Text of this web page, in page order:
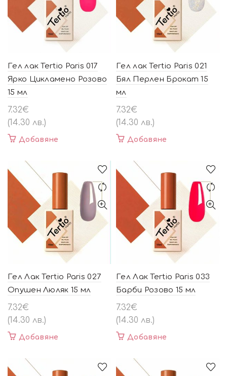
Гел лак Tertio Paris 017
Ярко Цикламено Розово
15 мл
7.32€
(14.30 лв.)
Добавяне
Гел лак Tertio Paris 021
Бял Перлен Брокат 15
мл
7.32€
(14.30 лв.)
Добавяне
Гел Лак Tertio Paris 027
Опушен Люляк 15 мл
7.32€
(14.30 лв.)
Добавяне
Гел Лак Tertio Paris 033
Барби Розово 15 мл
7.32€
(14.30 лв.)
Добавяне